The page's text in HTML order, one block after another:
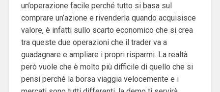
un’operazione facile perché tutto si basa sul
comprare un’azione e rivenderla quando acquisisce
valore, è infatti sullo scarto economico che si crea
tra queste due operazioni che il trader va a
guadagnare e ampliare i propri risparmi. La realtà
però vuole che è molto più difficile di quello che si
pensi perché la borsa viaggia velocemente e i